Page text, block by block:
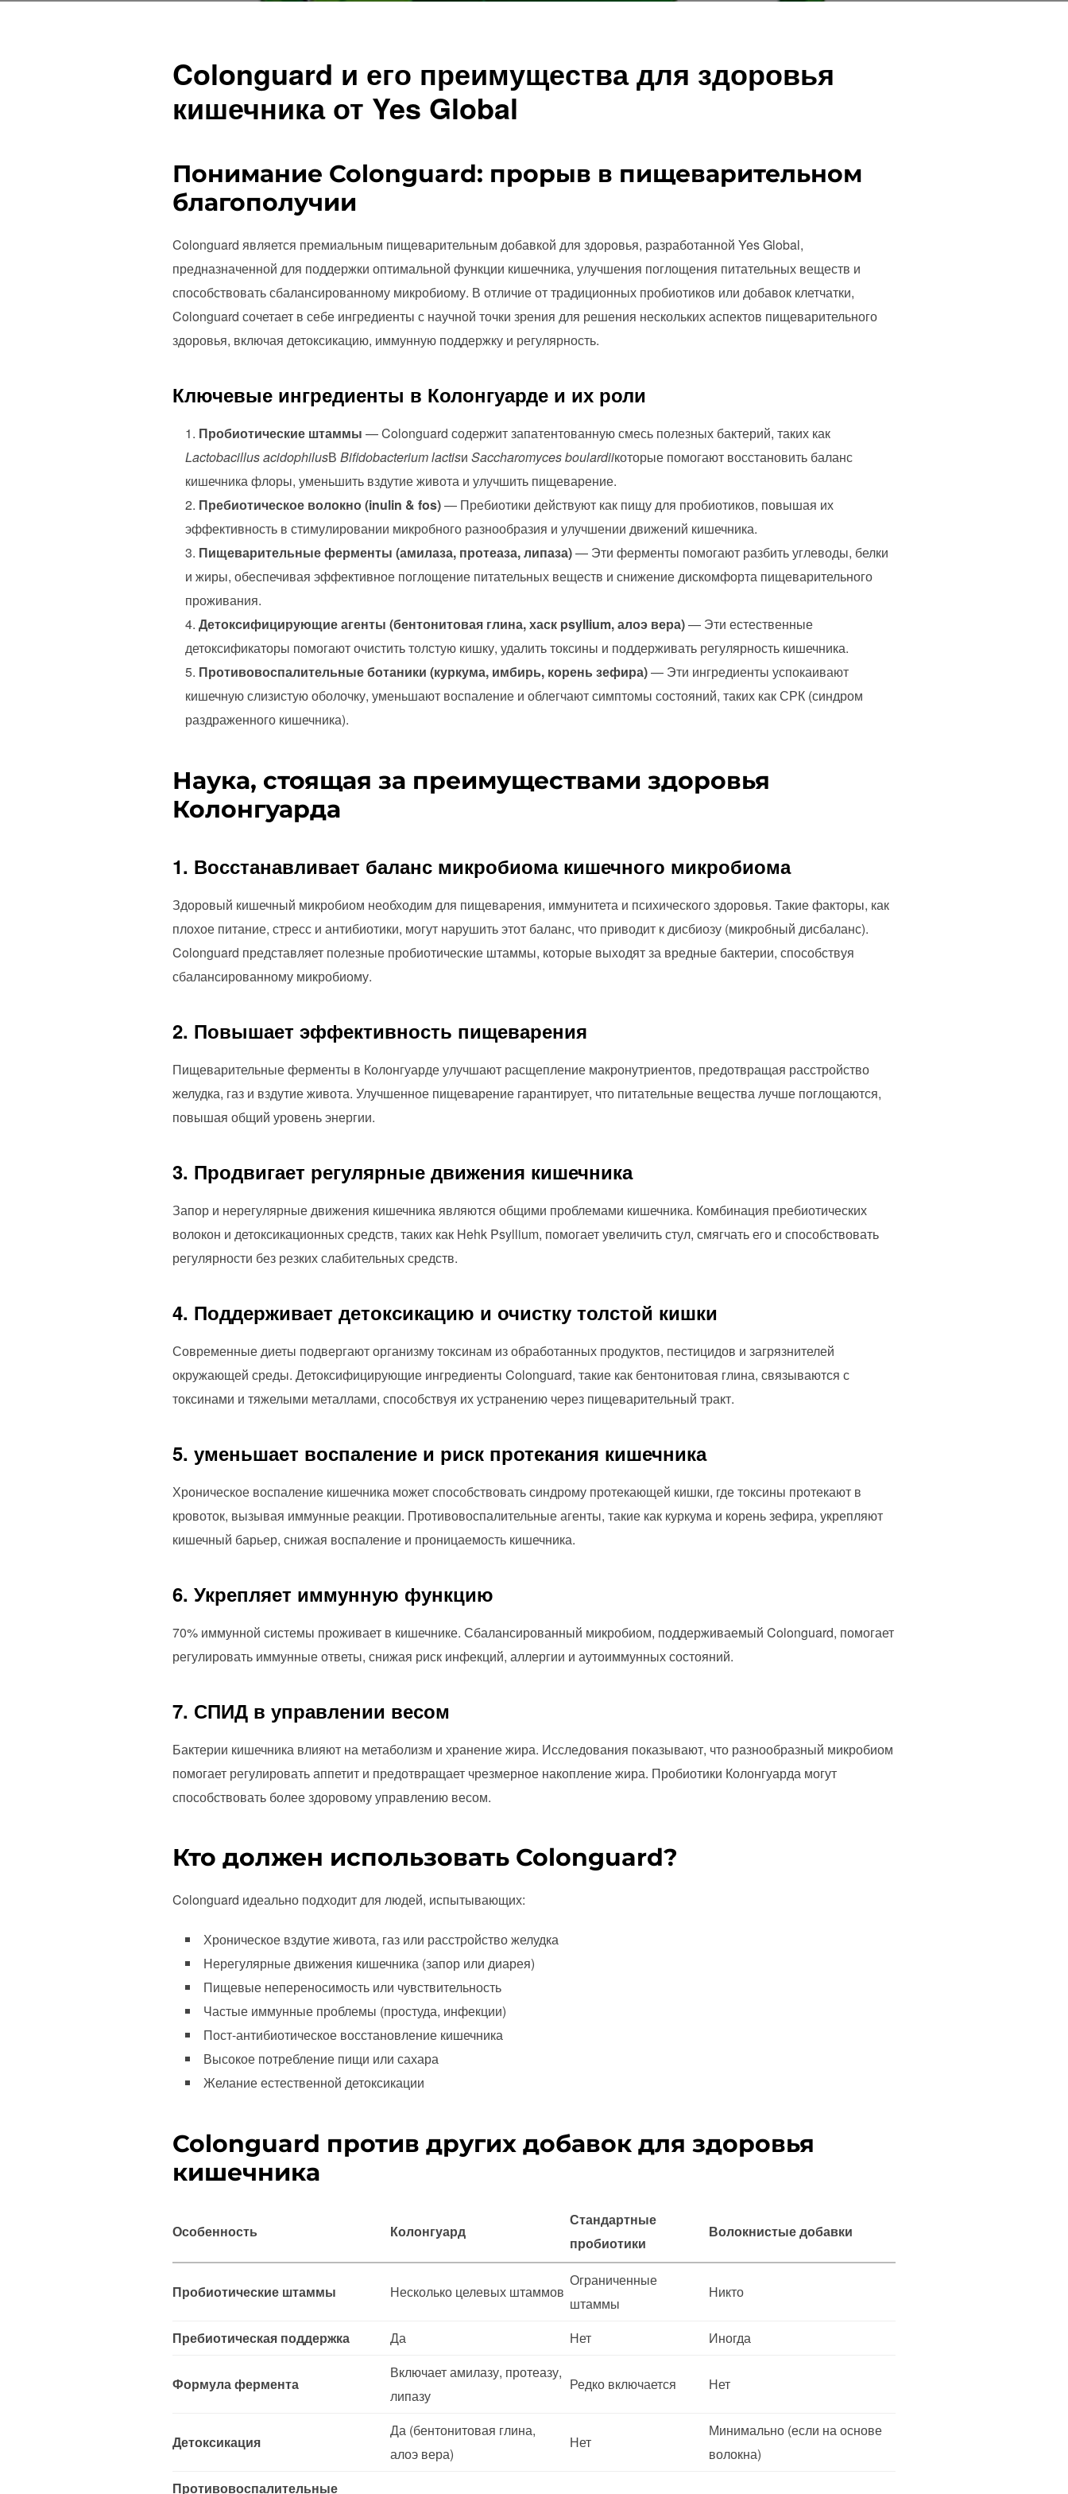
Colonguard и его преимущества для здоровья
кишечника от Yes Global
Понимание Colonguard: прорыв в пищеварительном
благополучии
Colonguard является премиальным пищеварительным добавкой для здоровья, разработанной Yes Global,
предназначенной для поддержки оптимальной функции кишечника, улучшения поглощения питательных веществ и
способствовать сбалансированному микробиому. В отличие от традиционных пробиотиков или добавок клетчатки,
Colonguard сочетает в себе ингредиенты с научной точки зрения для решения нескольких аспектов пищеварительного
здоровья, включая детоксикацию, иммунную поддержку и регулярность.
Ключевые ингредиенты в Колонгуарде и их роли
Пробиотические штаммы — Colonguard содержит запатентованную смесь полезных бактерий, таких как
Lactobacillus acidophilusВ Bifidobacterium lactisи Saccharomyces boulardiiкоторые помогают восстановить баланс
кишечника флоры, уменьшить вздутие живота и улучшить пищеварение.
Пребиотическое волокно (inulin & fos)— Пребиотики действуют как пищу для пробиотиков, повышая их
эффективность в стимулировании микробного разнообразия и улучшении движений кишечника.
Пищеварительные ферменты (амилаза, протеаза, липаза)— Эти ферменты помогают разбить углеводы, белки
и жиры, обеспечивая эффективное поглощение питательных веществ и снижение дискомфорта пищеварительного
проживания.
Детоксифицирующие агенты (бентонитовая глина, хаск psyllium, алоэ вера)— Эти естественные
детоксификаторы помогают очистить толстую кишку, удалить токсины и поддерживать регулярность кишечника.
Противовоспалительные ботаники (куркума, имбирь, корень зефира)— Эти ингредиенты успокаивают
кишечную слизистую оболочку, уменьшают воспаление и облегчают симптомы состояний, таких как СРК (синдром
раздраженного кишечника).
Наука, стоящая за преимуществами здоровья
Колонгуарда
1. Восстанавливает баланс микробиома кишечного микробиома
Здоровый кишечный микробиом необходим для пищеварения, иммунитета и психического здоровья. Такие факторы, как
плохое питание, стресс и антибиотики, могут нарушить этот баланс, что приводит к дисбиозу (микробный дисбаланс).
Colonguard представляет полезные пробиотические штаммы, которые выходят за вредные бактерии, способствуя
сбалансированному микробиому.
2. Повышает эффективность пищеварения
Пищеварительные ферменты в Колонгуарде улучшают расщепление макронутриентов, предотвращая расстройство
желудка, газ и вздутие живота. Улучшенное пищеварение гарантирует, что питательные вещества лучше поглощаются,
повышая общий уровень энергии.
3. Продвигает регулярные движения кишечника
Запор и нерегулярные движения кишечника являются общими проблемами кишечника. Комбинация пребиотических
волокон и детоксикационных средств, таких как Hehk Psyllium, помогает увеличить стул, смягчать его и способствовать
регулярности без резких слабительных средств.
4. Поддерживает детоксикацию и очистку толстой кишки
Современные диеты подвергают организму токсинам из обработанных продуктов, пестицидов и загрязнителей
окружающей среды. Детоксифицирующие ингредиенты Colonguard, такие как бентонитовая глина, связываются с
токсинами и тяжелыми металлами, способствуя их устранению через пищеварительный тракт.
5. уменьшает воспаление и риск протекания кишечника
Хроническое воспаление кишечника может способствовать синдрому протекающей кишки, где токсины протекают в
кровоток, вызывая иммунные реакции. Противовоспалительные агенты, такие как куркума и корень зефира, укрепляют
кишечный барьер, снижая воспаление и проницаемость кишечника.
6. Укрепляет иммунную функцию
70% иммунной системы проживает в кишечнике. Сбалансированный микробиом, поддерживаемый Colonguard, помогает
регулировать иммунные ответы, снижая риск инфекций, аллергии и аутоиммунных состояний.
7. СПИД в управлении весом
Бактерии кишечника влияют на метаболизм и хранение жира. Исследования показывают, что разнообразный микробиом
помогает регулировать аппетит и предотвращает чрезмерное накопление жира. Пробиотики Колонгуарда могут
способствовать более здоровому управлению весом.
Кто должен использовать Colonguard?
Colonguard идеально подходит для людей, испытывающих:
Хроническое вздутие живота, газ или расстройство желудка
Нерегулярные движения кишечника (запор или диарея)
Пищевые непереносимость или чувствительность
Частые иммунные проблемы (простуда, инфекции)
Пост-антибиотическое восстановление кишечника
Высокое потребление пищи или сахара
Желание естественной детоксикации
Colonguard против других добавок для здоровья
кишечника
Особенность Колонгуард
Стандартные
пробиотики
Волокнистые добавки
Пробиотические штаммы Несколько целевых штаммов
Ограниченные
штаммы
Никто
Пребиотическая поддержка Да Нет Иногда
Формула фермента
Включает амилазу, протеазу,
липазу
Редко включается Нет
Детоксикация
Да (бентонитовая глина,
алоэ вера)
Нет
Минимально (если на основе
волокна)
Противовоспалительные